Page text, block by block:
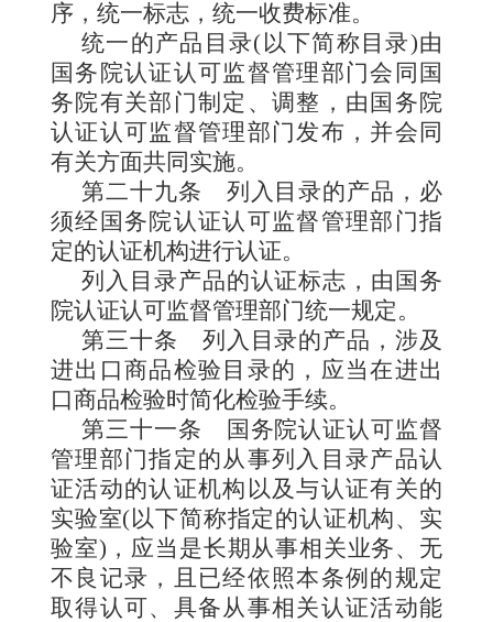
序，统一标志，统一收费标准。
统一的产品目录(以下简称目录)由
国务院认证认可监督管理部门会同国
务院有关部门制定、调整，由国务院
认证认可监督管理部门发布，并会同
有关方面共同实施。
第二十九条 列入目录的产品，必
须经国务院认证认可监督管理部门指
定的认证机构进行认证。
列入目录产品的认证标志，由国务
院认证认可监督管理部门统一规定。
第三十条 列入目录的产品，涉及
进出口商品检验目录的，应当在进出
口商品检验时简化检验手续。
第三十一条
国务院认证认可监督
管理部门指定的从事列入目录产品认
证活动的认证机构以及与认证有关的
实验室(以下简称指定的认证机构、实
验室)，应当是长期从事相关业务、无
不良记录，且已经依照本条例的规定
取得认可、具备从事相关认证活动能